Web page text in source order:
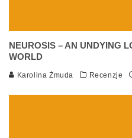
NEUROSIS – AN UNDYING
WORLD
Karolina Żmuda Recenzje